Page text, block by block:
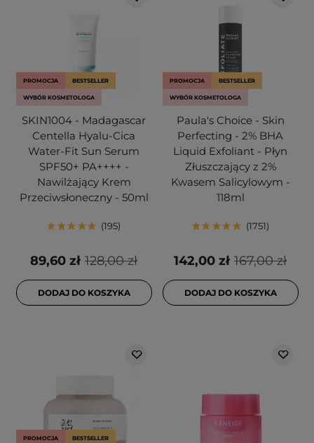
PROMOCJA BESTSELLER
WYBÓR KOSMETOLOGA
SKIN1004 - Madagascar
Centella Hyalu-Cica
Water-Fit Sun Serum
SPF50+ PA++++ -
Nawilżający Krem
Przeciwsłoneczny - 50ml
195
128,00 zł
89,60 zł
DODAJ DO KOSZYKA
PROMOCJA BESTSELLER
WYBÓR KOSMETOLOGA
Paula's Choice - Skin
Perfecting - 2% BHA
Liquid Exfoliant - Płyn
Złuszczający z 2%
Kwasem Salicylowym -
118ml
1751
167,00 zł
142,00 zł
DODAJ DO KOSZYKA
PROMOCJA BESTSELLER